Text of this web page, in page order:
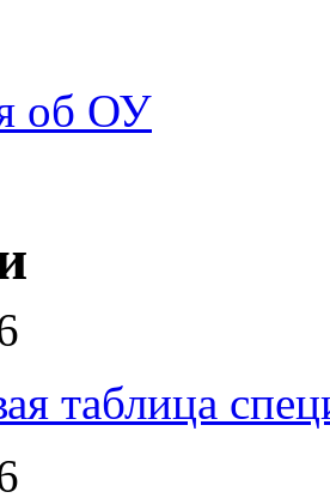
об ОУ
таблица